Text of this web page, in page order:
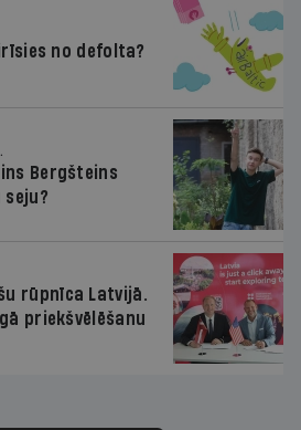
no defolta?
Bergšteins
seju?
rūpnīca Latvijā.
priekšvēlēšanu